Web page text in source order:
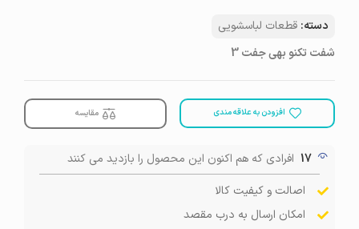
دسته: قطعات لباسشویی
شفت تکنو بهی جفت 3
افزودن به علاقه مندی مقایسه
17 افرادی که هم اکنون این محصول را بازدید می کنند
اصالت و کیفیت کالا
امکان ارسال به درب مقصد